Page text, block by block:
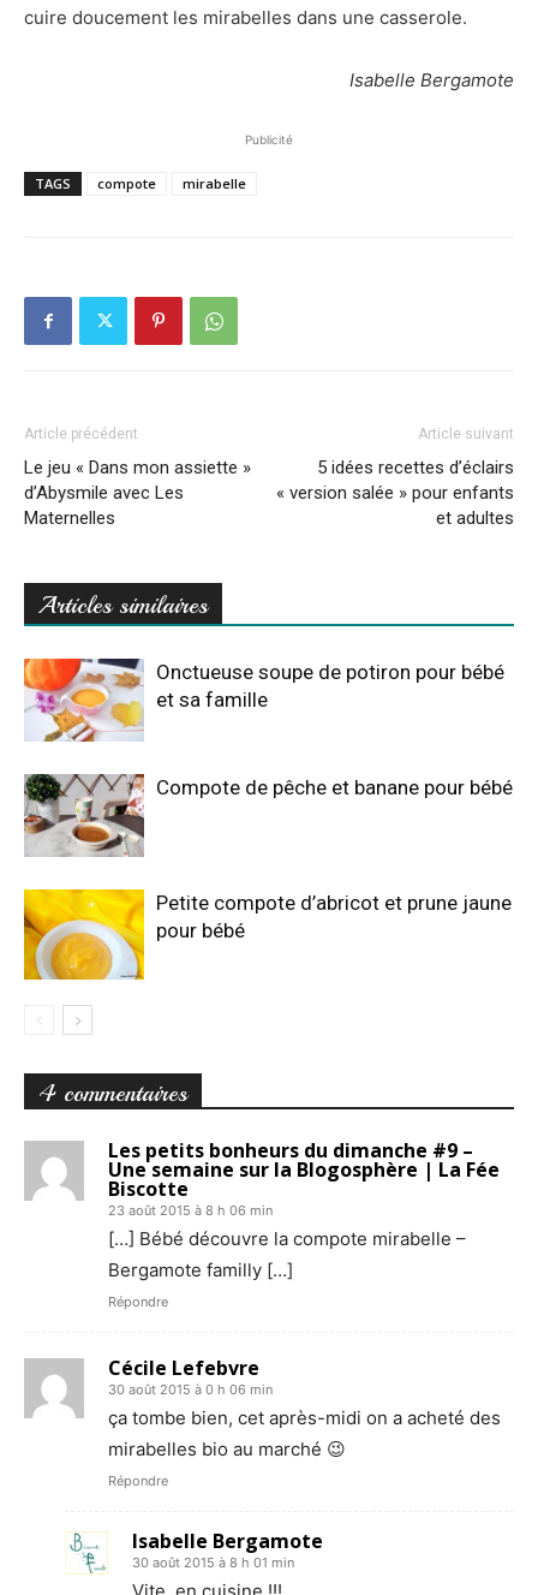
cuire doucement les mirabelles dans une casserole.
Isabelle Bergamote
Publicité
TAGS compote mirabelle
Article précédent
Le jeu « Dans mon assiette »
d’Abysmile avec Les
Maternelles
Article suivant
5 idées recettes d’éclairs
« version salée » pour enfants
et adultes
Articles similaires
Onctueuse soupe de potiron pour bébé
et sa famille
Compote de pêche et banane pour bébé
Petite compote d’abricot et prune jaune
pour bébé
4 commentaires
Les petits bonheurs du dimanche #9 –
Une semaine sur la Blogosphère | La Fée
Biscotte
23 août 2015 à 8 h 06 min
[…] Bébé découvre la compote mirabelle –
Bergamote familly […]
Répondre
Cécile Lefebvre
30 août 2015 à 0 h 06 min
ça tombe bien, cet après-midi on a acheté des
mirabelles bio au marché 😉
Répondre
Isabelle Bergamote
30 août 2015 à 8 h 01 min